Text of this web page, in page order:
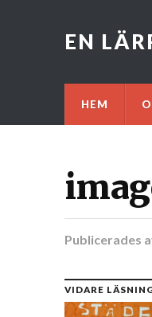
EN
HEM
Publicerades
VIDARE